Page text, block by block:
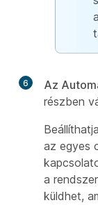
6
Az
részben
az egyes
a
küldhet,